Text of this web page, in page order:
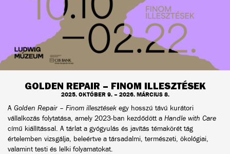
GOLDEN REPAIR – FINOM ILLESZTÉSEK
2025. OKTÓBER 9. – 2026. MÁRCIUS 8.
A Golden Repair – Finom illesztések egy hosszú távú kurátori
vállalkozás folytatása, amely 2023-ban kezdődött a Handle with Care
című kiállítással. A tárlat a gyógyulás és javítás témakörét tág
értelemben vizsgálja, beleértve a társadalmi, természeti, ökológiai,
valamint testi és lelki folyamatokat.